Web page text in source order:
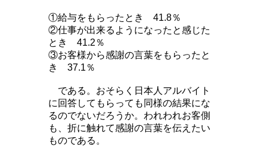
①給与をもらったとき 41.8％
②仕事が出来るようになったと感じた
とき 41.2％
③お客様から感謝の言葉をもらったと
き 37.1％
である。おそらく日本人アルバイト
に回答してもらっても同様の結果にな
るのでないだろうか。われわれお客側
も、折に触れて感謝の言葉を伝えたい
ものである。